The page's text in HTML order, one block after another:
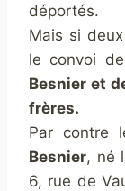
déportés.
Mais si
le convoi
Besnier et
frères.
Par contre
Besnier, né
6, rue de